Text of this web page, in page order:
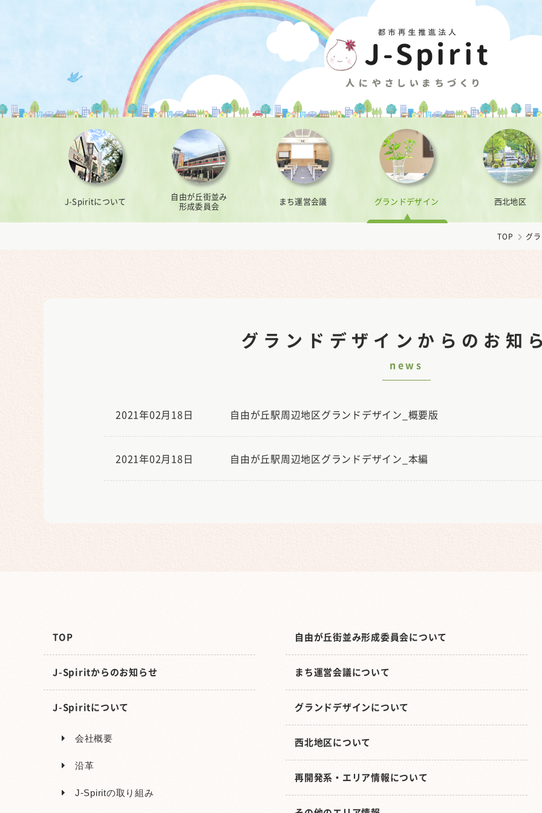
J-Spiritについて
自由が丘街並み
形成委員会
まち運営会議 グランドデザイン 西北地区
TOP グ
グランドデザインからのお知
news
2021年02月18日 自由が丘駅周辺地区グランドデザイン_概要版
2021年02月18日 自由が丘駅周辺地区グランドデザイン_本編
TOP
J-Spiritからのお知らせ
J-Spiritについて
会社概要
沿革
J-Spiritの取り組み
自由が丘街並み形成委員会について
まち運営会議について
グランドデザインについて
西北地区について
再開発系・エリア情報について